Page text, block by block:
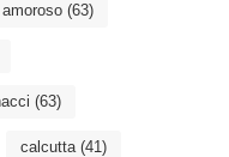
(63)
(63)
calcutta(41)